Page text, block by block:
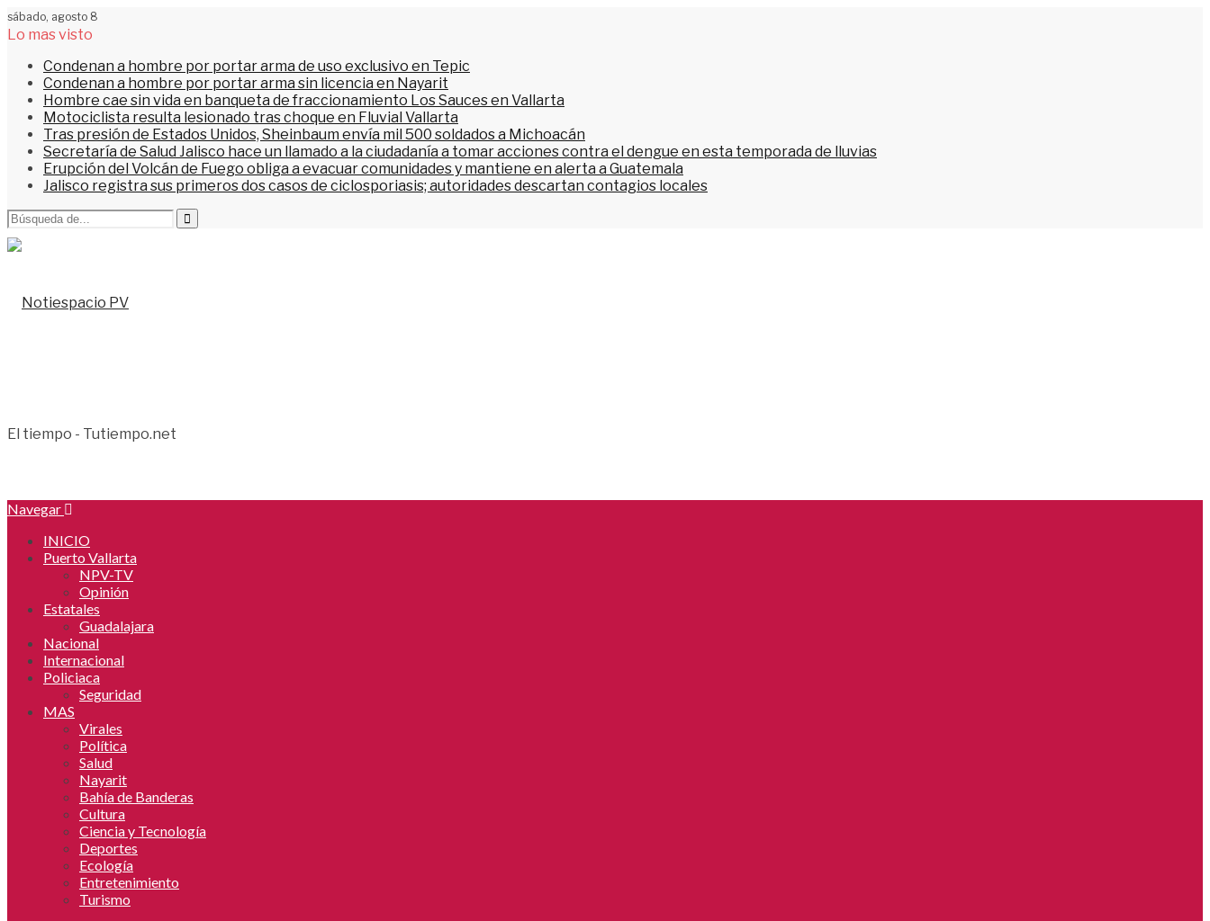
sábado, agosto 8
Lo mas visto
Condenan a hombre por portar arma de uso exclusivo en Tepic
Condenan a hombre por portar arma sin licencia en Nayarit
Hombre cae sin vida en banqueta de fraccionamiento Los Sauces en Vallarta
Motociclista resulta lesionado tras choque en Fluvial Vallarta
Tras presión de Estados Unidos, Sheinbaum envía mil 500 soldados a Michoacán
Secretaría de Salud Jalisco hace un llamado a la ciudadanía a tomar acciones contra el dengue en esta temporada de lluvias
Erupción del Volcán de Fuego obliga a evacuar comunidades y mantiene en alerta a Guatemala
Jalisco registra sus primeros dos casos de ciclosporiasis; autoridades descartan contagios locales
El tiempo - Tutiempo.net
Navegar
INICIO
Puerto Vallarta
NPV-TV
Opinión
Estatales
Guadalajara
Nacional
Internacional
Policiaca
Seguridad
MAS
Virales
Política
Salud
Nayarit
Bahía de Banderas
Cultura
Ciencia y Tecnología
Deportes
Ecología
Entretenimiento
Turismo